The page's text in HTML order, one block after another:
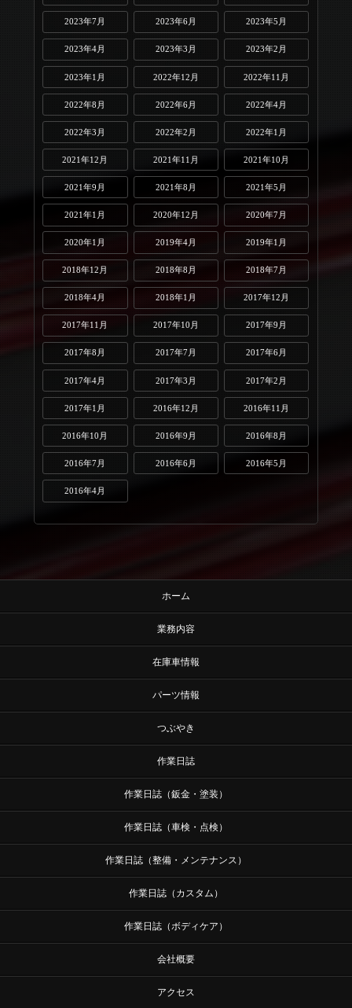
2023年7月 2023年6月 2023年5月
2023年4月 2023年3月 2023年2月
2023年1月 2022年12月 2022年11月
2022年8月 2022年6月 2022年4月
2022年3月 2022年2月 2022年1月
2021年12月 2021年11月 2021年10月
2021年9月 2021年8月 2021年5月
2021年1月 2020年12月 2020年7月
2020年1月 2019年4月 2019年1月
2018年12月 2018年8月 2018年7月
2018年4月 2018年1月 2017年12月
2017年11月 2017年10月 2017年9月
2017年8月 2017年7月 2017年6月
2017年4月 2017年3月 2017年2月
2017年1月 2016年12月 2016年11月
2016年10月 2016年9月 2016年8月
2016年7月 2016年6月 2016年5月
2016年4月
ホーム
業務内容
在庫車情報
パーツ情報
つぶやき
作業日誌
作業日誌（鈑金・塗装）
作業日誌（車検・点検）
作業日誌（整備・メンテナンス）
作業日誌（カスタム）
作業日誌（ボディケア）
会社概要
アクセス